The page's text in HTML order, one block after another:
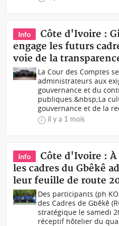
Info
Côte d'Ivoire :
engage les futurs
voie de la
La Cour des Comptes
administrateurs aux
gouvernance et du
publiques.&nbsp;La
gouvernance et de la
il y a 1 mois
Info
Côte d'Ivoire : À
les cadres du Gbêkê
leur feuille de route
Des participants (ph
des Cadres de Gbêkê
stratégique le samedi
réceptif hôtelier du